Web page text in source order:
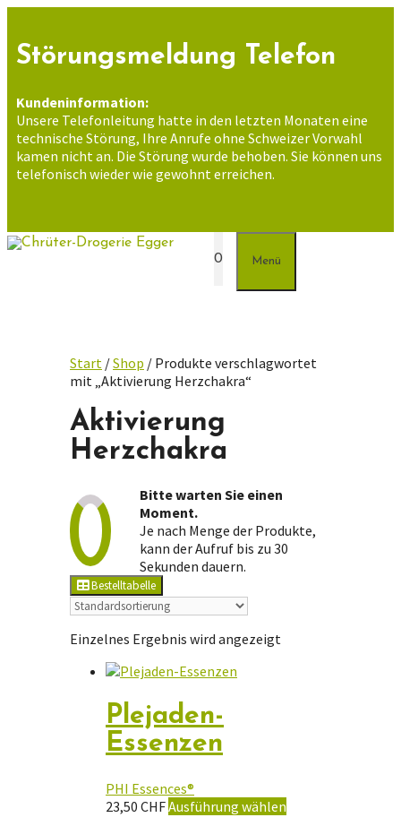
springen
Störungsmeldung Telefon
Kundeninformation:
Unsere Telefonleitung hatte in den letzten Monaten eine
technische Störung, Ihre Anrufe ohne Schweizer Vorwahl
kamen nicht an. Die Störung wurde behoben. Sie können uns
telefonisch wieder wie gewohnt erreichen.
0 Menü
Start /Shop / Produkte verschlagwortet
mit „Aktivierung Herzchakra“
Aktivierung
Herzchakra
Bitte warten Sie einen
Moment.
Je nach Menge der Produkte,
kann der Aufruf bis zu 30
Sekunden dauern.
Bestelltabelle
Einzelnes Ergebnis wird angezeigt
Plejaden-
Essenzen
PHI Essences®
23,50 CHFAusführung wählen